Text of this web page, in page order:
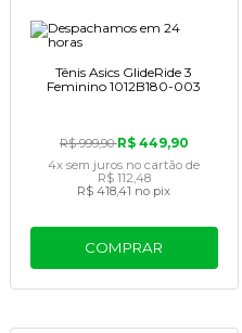
Tênis Asics GlideRide 3
Feminino 1012B180-003
R$ 999,90R$ 449,90
4x sem juros no cartão de
R$ 112,48
R$ 418,41 no pix
COMPRAR